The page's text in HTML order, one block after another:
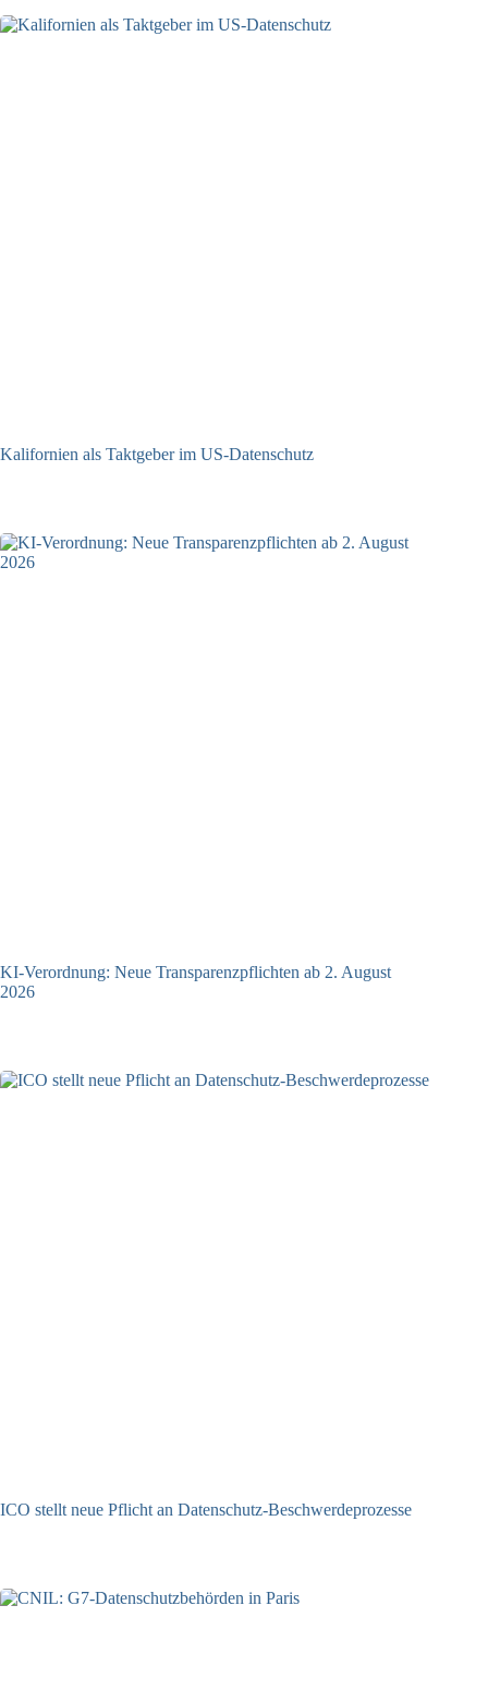
Kalifornien als Taktgeber im US-Datenschutz
KI-Verordnung: Neue Transparenzpflichten ab 2. August
2026
ICO stellt neue Pflicht an Datenschutz-Beschwerdeprozesse